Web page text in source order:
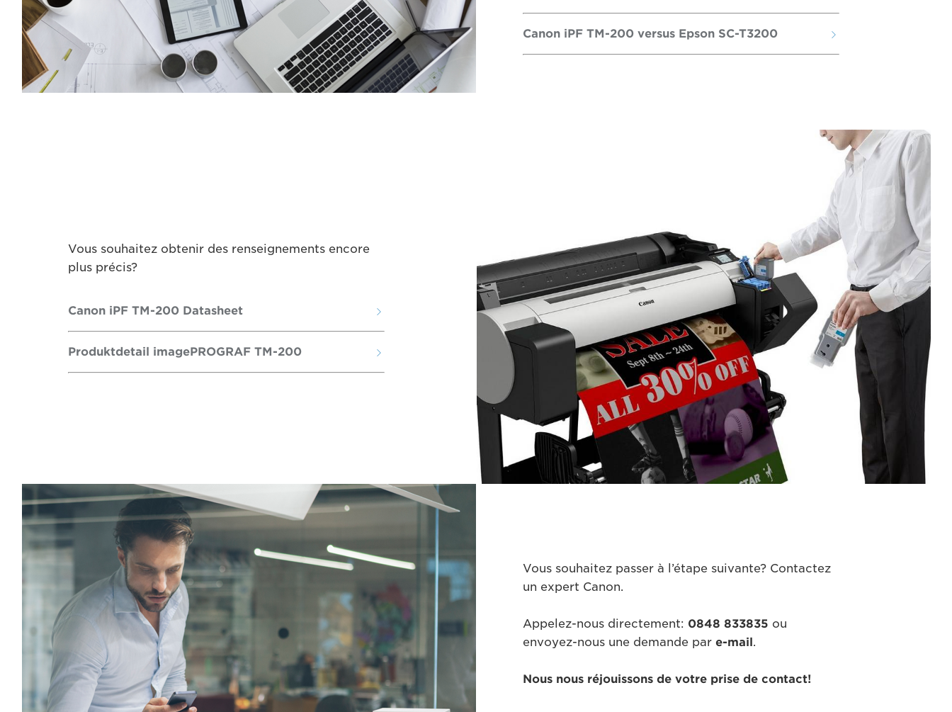
Canon iPF TM-200 versus Epson SC-T3200
Vous souhaitez obtenir des renseignements encore
plus précis?
Canon iPF TM-200 Datasheet
Produktdetail imagePROGRAF TM-200
Vous souhaitez passer à l’étape suivante? Contactez
un expert Canon.
Appelez-nous directement: 0848 833835 ou
envoyez-nous une demande pare-mail.
Nous nous réjouissons de votre prise de contact!